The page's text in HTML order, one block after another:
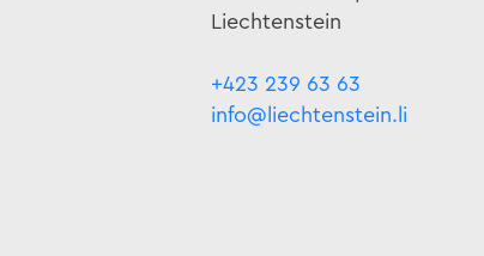
Liechtenstein
+423 239 63 63
info@liechtenstein.li